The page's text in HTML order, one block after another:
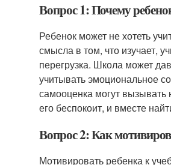
Вопрос 1: Почему
Ребенок может не хотеть
смысла в том, что изучает,
перегрузка. Школа может
учитывать эмоциональное
самооценка могут
его беспокоит, и вместе
Вопрос 2: Как
Мотивировать ребенка к